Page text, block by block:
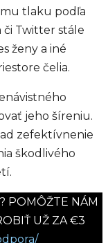
tlaku podľa
Twitter stále
ženy a iné
čelia.
jeho šíreniu.
zefektívnenie
škodlivého
POMÔŽTE NÁM
UŽ ZA €3